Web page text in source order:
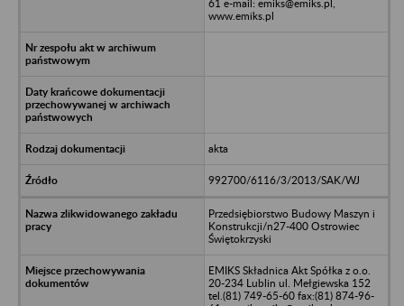
61 e-mail: emiks@emiks.pl,
www.emiks.pl
akta
992700/6116/3/2013/SAK/WJ
Przedsiębiorstwo Budowy Maszyn i
Konstrukcji/n27-400 Ostrowiec
Świętokrzyski
EMIKS Składnica Akt Spółka z o.o.
20-234 Lublin ul. Mełgiewska 152
tel.(81) 749-65-60 fax:(81) 874-96-